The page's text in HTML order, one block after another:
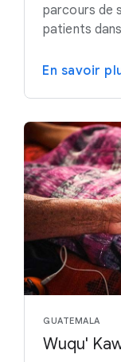
parcours de
patients
En savoir
GUATEMALA
Wuqu'